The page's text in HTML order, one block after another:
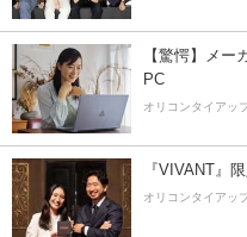
【驚愕】メ
PC
オリコンタイアッ
『VIVANT』
オリコンタイアッ